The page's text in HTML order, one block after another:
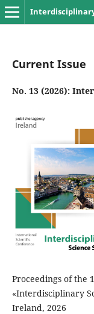
Current Issue
No. 13 (2026):
Proceedings of the
«Interdisciplinary
Ireland, 2026